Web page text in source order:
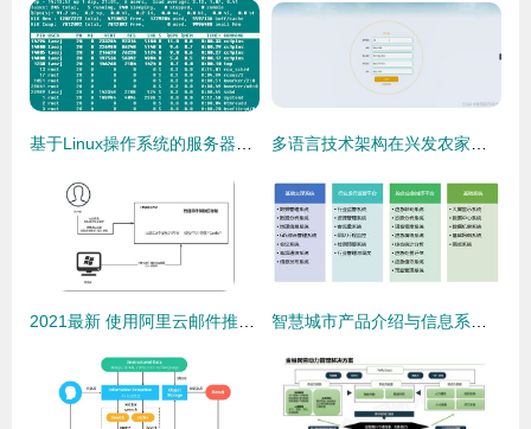
基于Linux操作系统的服务器运行参数分析与运维服务实践 多语言技术架构在兴发农家乐服务管理系统运维中的实践与思考
2021最新 使用阿里云邮件推送服务搭建自己的邮件验证与推送体系——信息系统运行维护指南 智慧城市产品介绍与信息系统运行维护服务概述